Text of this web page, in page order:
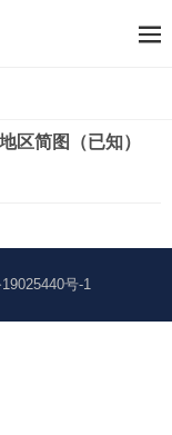
区简图（已知）
号-1